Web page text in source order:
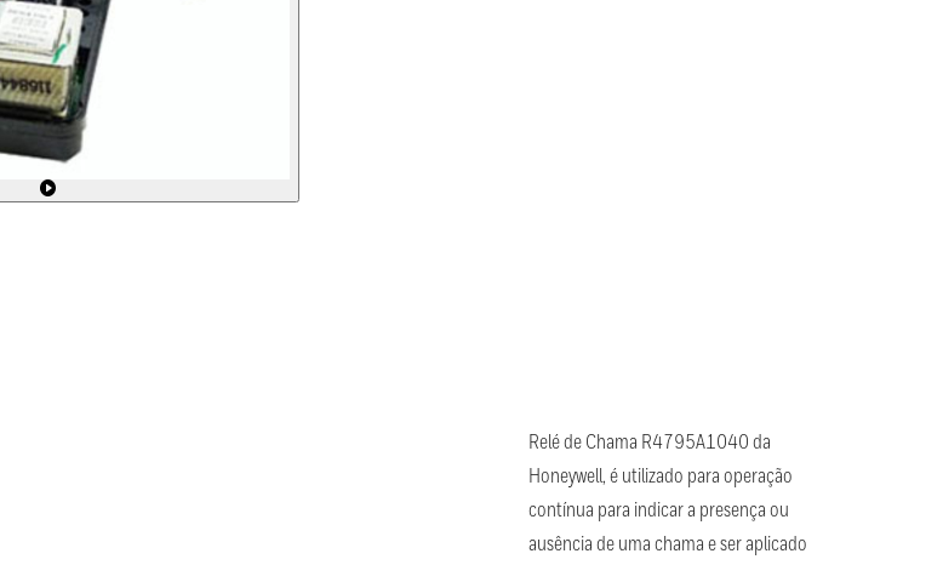
Relé de Chama R4795A1040 da
Honeywell, é utilizado para operação
contínua para indicar a presença ou
ausência de uma chama e ser aplicado